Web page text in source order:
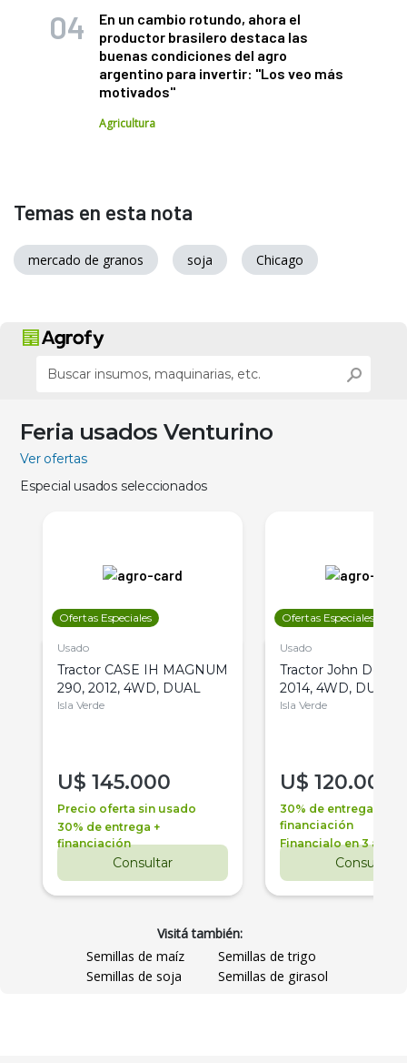
En un cambio rotundo, ahora el
productor brasilero destaca las
buenas condiciones del agro
argentino para invertir: "Los veo más
motivados"
Agricultura
Temas en esta nota
mercado de granos soja Chicago
Feria usados Venturino
Ver ofertas
Especial usados seleccionados
Ofertas Especiales
Usado
Tractor CASE IH MAGNUM
290, 2012, 4WD, DUAL
Isla Verde
U$ 145.000
Precio oferta sin usado
30% de entrega +
financiación
Consultar
Ofertas Especiales
Usado
Tractor John Deere
2014, 4WD, DUAL
Isla Verde
U$ 120.000
30% de entrega +
financiación
Financialo en 3 años
Consultar
Visitá también:
Semillas de maíz
Semillas de trigo
Semillas de soja
Semillas de girasol